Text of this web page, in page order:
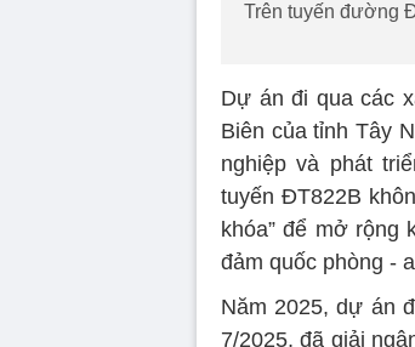
Trên tuyến đường
Dự án đi qua các
Biên của tỉnh Tây
nghiệp và phát
tuyến ĐT822B
khóa” để mở rộng
đảm quốc phòng -
Năm 2025, dự án
7/2025, đã giải